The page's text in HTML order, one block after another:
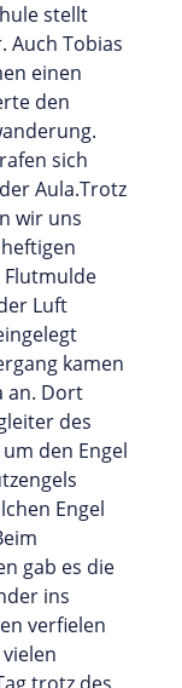
stellt
Auch Tobias
einen
den
sich
Aula.Trotz
wir uns
Flutmulde
Luft
kamen
an. Dort
des
den Engel
Engel
gab es die
ins
verfielen